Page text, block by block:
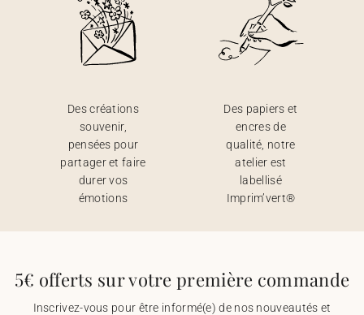
Des créations
souvenir,
pensées pour
partager et faire
durer vos
émotions
Des papiers et
encres de
qualité, notre
atelier est
labellisé
Imprim’vert®
5€ offerts sur votre première commande
Inscrivez-vous pour être informé(e) de nos nouveautés et